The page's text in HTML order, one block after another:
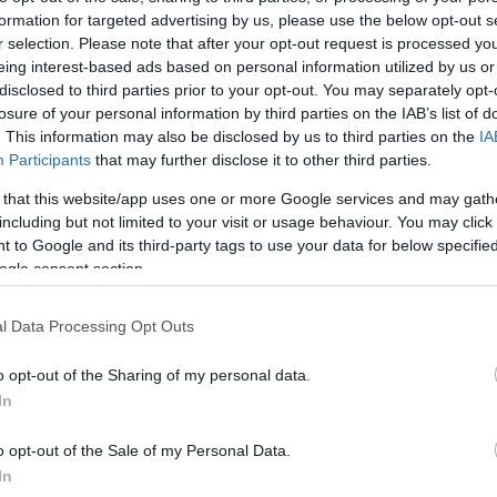
for targeted advertising by us, please use the below opt-out
selection. Please note that after your opt-out request is processed
interest-based ads based on personal information utilized by us
to third parties prior to your opt-out. You may separately
of your personal information by third parties on the IAB’s list of
This information may also be disclosed by us to third parties on the
Participants that may further disclose it to other third parties.
that this website/app uses one or more Google services and may
but not limited to your visit or usage behaviour. You may
to Google and its third-party tags to use your data for below
consent section.
Data Processing Opt Outs
opt-out of the Sharing of my personal data.
opt-out of the Sale of my Personal Data.
Jelszó Emlékezzen rám
Regisztráció
szaknévsora
KERTÉSZ ÉS KERTÉSZET REGISZTRÁCIÓ NÖVÉNYKATALÓGUS
'Fastigiata Aurea')
nevű
elő. Ha
kérünk,
a